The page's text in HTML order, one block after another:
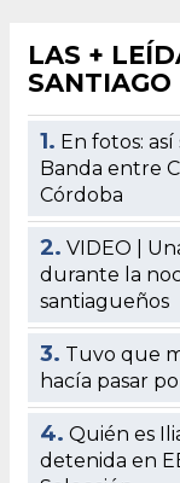
LAS +
SANTIAGO
1. En fotos:
Banda entre
Córdoba
2. VIDEO |
durante la
santiagueños
3. Tuvo que
hacía pasar
4. Quién es
detenida en